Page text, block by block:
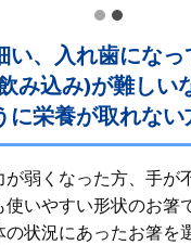
い、入れ歯になっ
み込み)が難しい
に栄養が取れない
が弱くなった方、手が
使いやすい形状のお箸
の状況にあったお箸を